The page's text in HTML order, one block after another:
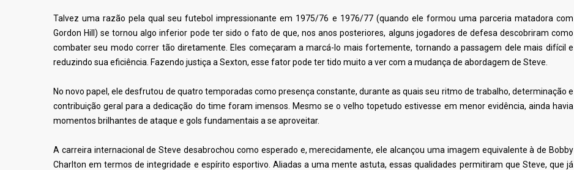
Talvez uma razão pela qual seu futebol impressionante em 1975/76 e 1976/77 (quando ele formou uma parceria matadora com
Gordon Hill) se tornou algo inferior pode ter sido o fato de que, nos anos posteriores, alguns jogadores de defesa descobriram como
combater seu modo correr tão diretamente. Eles começaram a marcá-lo mais fortemente, tornando a passagem dele mais difícil e
reduzindo sua eficiência. Fazendo justiça a Sexton, esse fator pode ter tido muito a ver com a mudança de abordagem de Steve.
No novo papel, ele desfrutou de quatro temporadas como presença constante, durante as quais seu ritmo de trabalho, determinação e
contribuição geral para a dedicação do time foram imensos. Mesmo se o velho topetudo estivesse em menor evidência, ainda havia
momentos brilhantes de ataque e gols fundamentais a se aproveitar.
A carreira internacional de Steve desabrochou como esperado e, merecidamente, ele alcançou uma imagem equivalente à de Bobby
Charlton em termos de integridade e espírito esportivo. Aliadas a uma mente astuta, essas qualidades permitiram que Steve, que já